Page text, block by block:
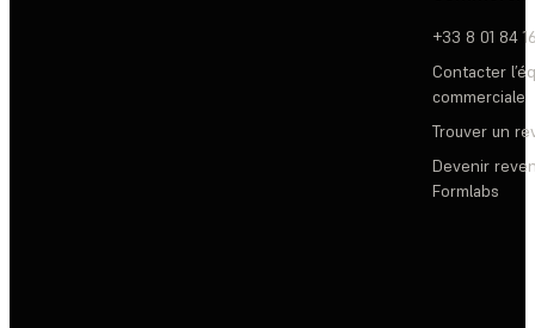
+33 8 01 84
Contacter
commerciale
Trouver un
Devenir
Formlabs